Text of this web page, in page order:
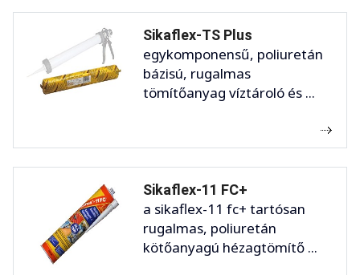
Sikaflex-TS Plus
egykomponensű, poliuretán
bázisú, rugalmas
tömítőanyag víztároló és ...
Sikaflex-11 FC+
a sikaflex-11 fc+ tartósan
rugalmas, poliuretán
kötőanyagú hézagtömítő ...